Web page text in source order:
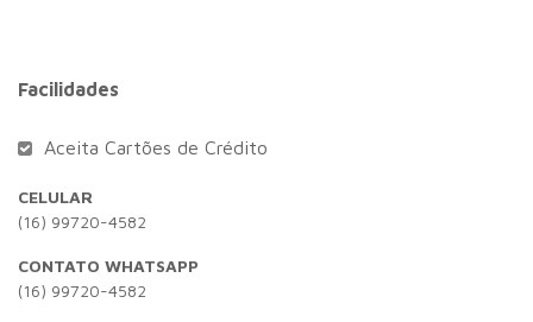
Facilidades
Aceita Cartões de Crédito
CELULAR
(16) 99720-4582
CONTATO WHATSAPP
(16) 99720-4582